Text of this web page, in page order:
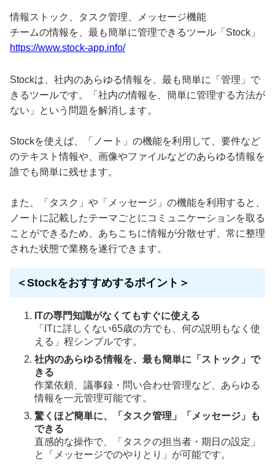
情報ストック、タスク管理、メッセージ機能
チームの情報を、最も簡単に管理できるツール「Stock」
https://www.stock-app.info/
Stockは、社内のあらゆる情報を、最も簡単に「管理」で
きるツールです。「社内の情報を、簡単に管理する方法が
ない」という問題を解消します。
Stockを使えば、「ノート」の機能を利用して、要件など
のテキスト情報や、画像やファイルなどのあらゆる情報を
誰でも簡単に残せます。
また、「タスク」や「メッセージ」の機能を利用すると、
ノートに記載したテーマごとにコミュニケーションを取る
ことができるため、あちこちに情報が分散せず、常に整理
された状態で業務を遂行できます。
＜Stockをおすすめするポイント＞
ITの専門知識がなくてもすぐに使える
「ITに詳しくない65歳の方でも、何の説明もなく使
える」程シンプルです。
社内のあらゆる情報を、最も簡単に「ストック」で
きる
作業依頼、議事録・問い合わせ管理など、あらゆる
情報を一元管理可能です。
驚くほど簡単に、「タスク管理」「メッセージ」も
できる
直感的な操作で、「タスクの担当者・期日の設定」
と「メッセージでのやりとり」が可能です。